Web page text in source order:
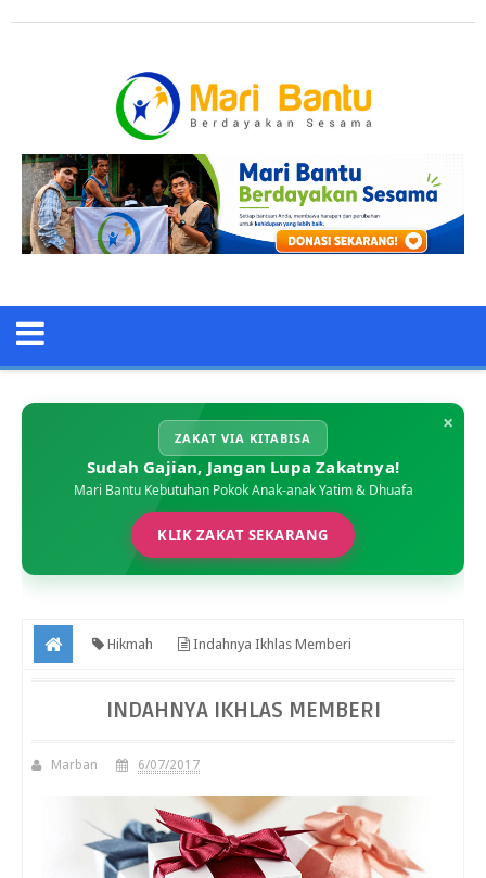
×
ZAKAT VIA KITABISA
Sudah Gajian, Jangan Lupa Zakatnya!
Mari Bantu Kebutuhan Pokok Anak-anak Yatim & Dhuafa
KLIK ZAKAT SEKARANG
Hikmah Indahnya Ikhlas Memberi
INDAHNYA IKHLAS MEMBERI
Marban 6/07/2017